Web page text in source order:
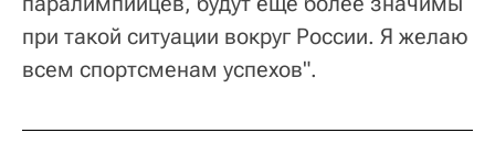
при такой ситуации вокруг России. Я желаю
всем спортсменам успехов".